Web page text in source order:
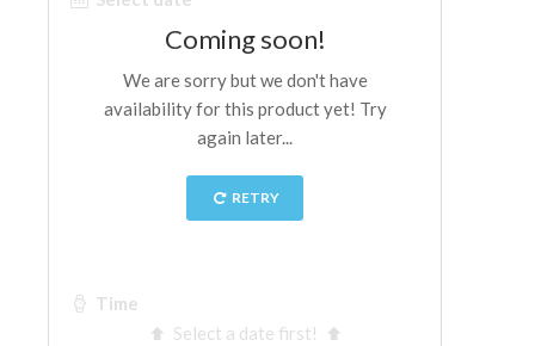
Musée Archéologique
Opificio delle Pietre Dure
Le Musée Galilée
La tour d'Arnolfo
Santa Maria Novella